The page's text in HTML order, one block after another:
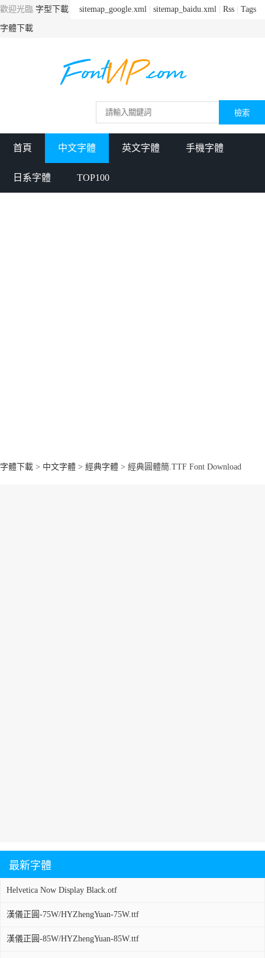
sitemap_google.xml sitemap_baidu.xml Rss Tags
歡迎光臨 字型下載
字體下載
首頁 中文字體 英文字體 手機字體
日系字體 TOP100
字體下載 > 中文字體 > 經典字體 > 經典圓體簡.TTF Font Download
最新字體
Helvetica Now Display Black.otf
漢儀正圓-75W/HYZhengYuan-75W.ttf
漢儀正圓-85W/HYZhengYuan-85W.ttf